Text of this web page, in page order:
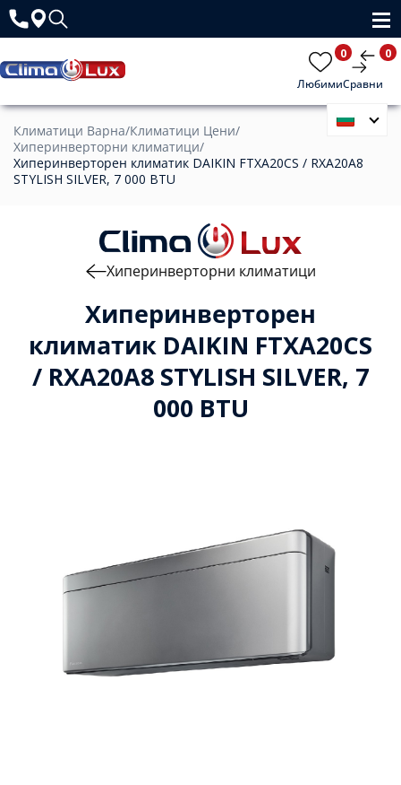
Любими
0
Сравни
0
Климатици Варна/Климатици Цени/
Хиперинверторни климатици/
Хиперинверторен климатик DAIKIN FTXA20CS / RXA20A8
STYLISH SILVER, 7 000 BTU
Хиперинверторен
климатик DAIKIN FTXA20CS
/ RXA20A8 STYLISH SILVER, 7
000 BTU
Хиперинверторни климатици